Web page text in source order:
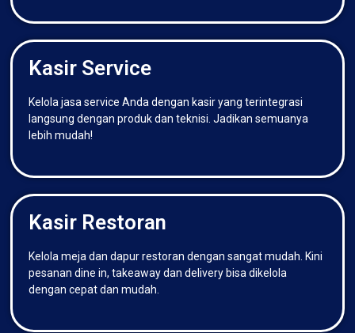
Kasir Service
Kelola jasa service Anda dengan kasir yang terintegrasi
langsung dengan produk dan teknisi. Jadikan semuanya
lebih mudah!
Kasir Restoran
Kelola meja dan dapur restoran dengan sangat mudah. Kini
pesanan dine in, takeaway dan delivery bisa dikelola
dengan cepat dan mudah.